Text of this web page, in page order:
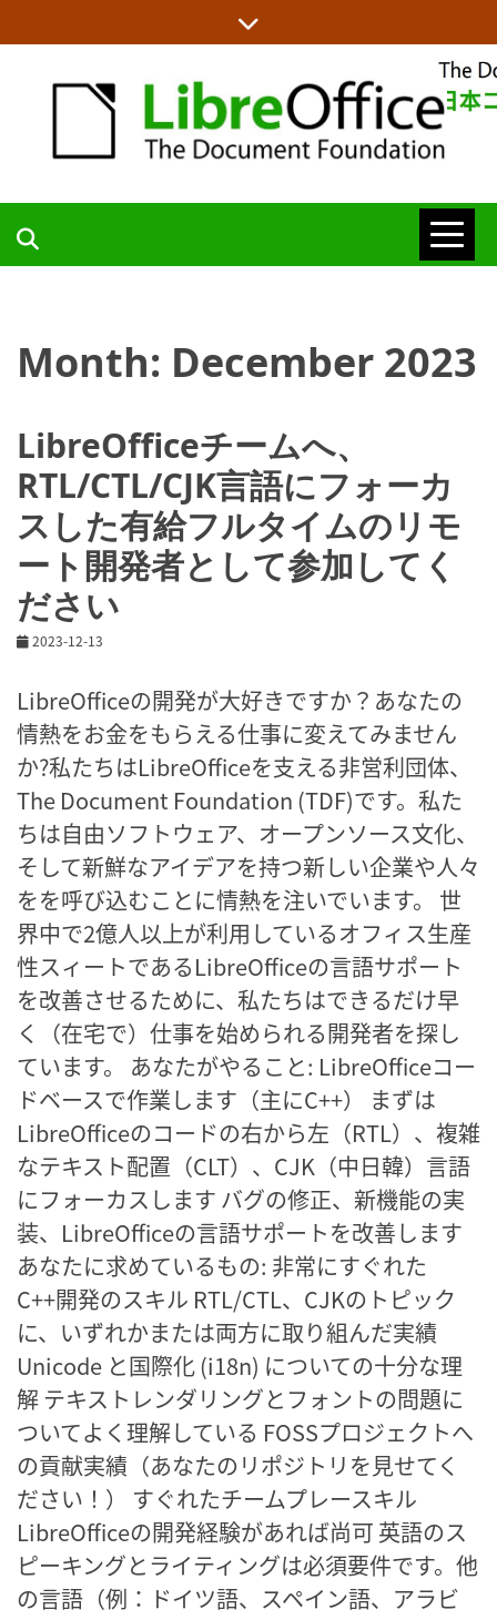
to
content
LIBREOFFICE
BLOG
Month: December 2023
LibreOfficeチームへ、
RTL/CTL/CJK言語にフォーカ
スした有給フルタイムのリモ
ート開発者として参加してく
ださい
2023-12-13
LibreOfficeの開発が大好きですか？あなたの
情熱をお金をもらえる仕事に変えてみません
か?私たちはLibreOfficeを支える非営利団体、
The Document Foundation (TDF)です。私た
ちは自由ソフトウェア、オープンソース文化、
そして新鮮なアイデアを持つ新しい企業や人々
をを呼び込むことに情熱を注いでいます。 世
界中で2億人以上が利用しているオフィス生産
性スィートであるLibreOfficeの言語サポート
を改善させるために、私たちはできるだけ早
く（在宅で）仕事を始められる開発者を探し
ています。 あなたがやること: LibreOfficeコー
ドベースで作業します（主にC++） まずは
LibreOfficeのコードの右から左（RTL）、複雑
なテキスト配置（CLT）、CJK（中日韓）言語
にフォーカスします バグの修正、新機能の実
装、LibreOfficeの言語サポートを改善します
あなたに求めているもの: 非常にすぐれた
C++開発のスキル RTL/CTL、CJKのトピック
に、いずれかまたは両方に取り組んだ実績
Unicode と国際化 (i18n) についての十分な理
解 テキストレンダリングとフォントの問題に
ついてよく理解している FOSSプロジェクトへ
の貢献実績（あなたのリポジトリを見せてく
ださい！） すぐれたチームプレースキル
LibreOfficeの開発経験があれば尚可 英語のス
ピーキングとライティングは必須要件です。他
の言語（例：ドイツ語、スペイン語、アラビ